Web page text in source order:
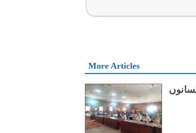
More Articles